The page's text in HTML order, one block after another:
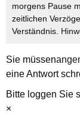
morgens Pause
zeitlichen
Verständnis.
Sie müssen
eine Antwort
Bitte loggen Sie
×